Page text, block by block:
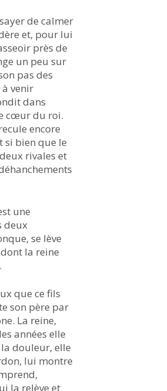
de calmer
et, pour Iui
près de
un peu sur
pas des
venir
dans
cœur du roi.
encore
si bien que le
rivales et
une
deux
se lève
la reine
que ce fils
son père par
La reine,
années elle
douleur, elle
lui montre
la relève et